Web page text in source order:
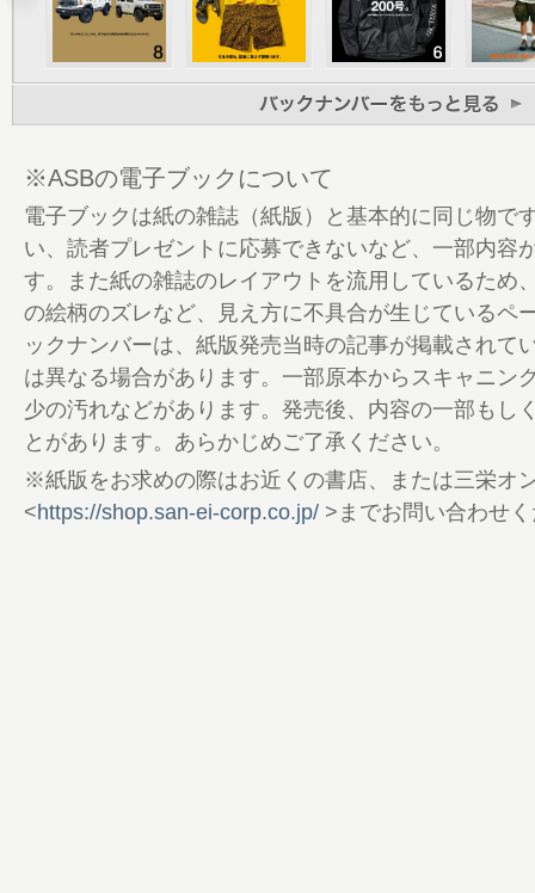
70 GO OUT JIMNY CLUB PART 1 おしゃ
の、スタイルサンプル。
76 PART 2 ジブン好みに楽しむ!! “カスタ
82 PART 3 編集部のジムニーも、遂にカ
88 GO OUT ONLINE 春のコラボフェス
105 GO OUT Choice
112 BRAND PICK UP halo commodity
118 GO OUT JAMBOREE 2025 Report
124 GO OUT CAMP 猪苗代 vol.11 告知
126 THE CAMP STYLE 春のおしゃれキャ
@GO OUT JAMBOREE 2025
134 GO OUT CAMP DOSHI 2025 Report
136 春の豪華プレゼントキャンペーン開催
137 Information
138 定期購読キャンペーンのお知らせ
139 Shop List
※ASBの電子ブックについて
電子ブックは紙の雑誌（紙版）と基本的に同じ物で
い、読者プレゼントに応募できないなど、一部内容
す。また紙の雑誌のレイアウトを流用しているため
の絵柄のズレなど、見え方に不具合が生じているペ
ックナンバーは、紙版発売当時の記事が掲載されて
は異なる場合があります。一部原本からスキャニン
少の汚れなどがあります。発売後、内容の一部もし
とがあります。あらかじめご了承ください。
※紙版をお求めの際はお近くの書店、または三栄オ
<https://shop.san-ei-corp.co.jp/ >までお問い合わせ